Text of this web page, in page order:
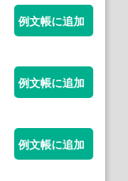
例文帳に追加
例文帳に追加
例文帳に追加